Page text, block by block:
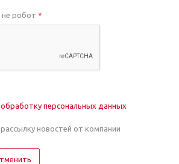
робот *
обработку персональных данных
новостей от компании